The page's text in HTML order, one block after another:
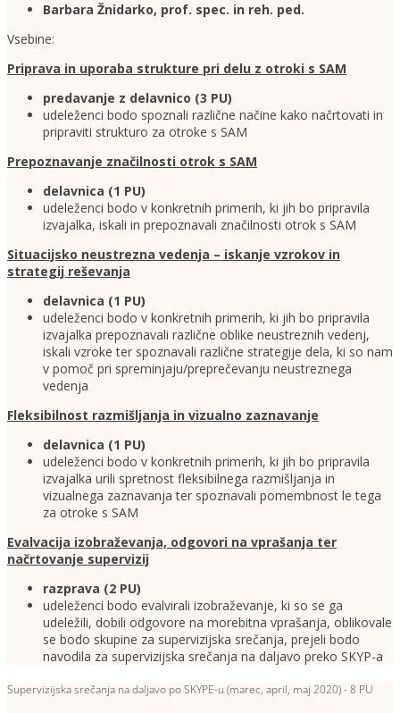
Barbara Žnidarko, prof. spec. in reh. ped.
Vsebine:
Priprava in uporaba strukture pri delu z otroki s SAM
predavanje z delavnico (3 PU)
udeleženci bodo spoznali različne načine kako načrtovati in
pripraviti strukturo za otroke s SAM
Prepoznavanje značilnosti otrok s SAM
delavnica (1 PU)
udeleženci bodo v konkretnih primerih, ki jih bo pripravila
izvajalka, iskali in prepoznavali značilnosti otrok s SAM
Situacijsko neustrezna vedenja – iskanje vzrokov in
strategij reševanja
delavnica (1 PU)
udeleženci bodo v konkretnih primerih, ki jih bo pripravila
izvajalka prepoznavali različne oblike neustreznih vedenj,
iskali vzroke ter spoznavali različne strategije dela, ki so nam
v pomoč pri spreminjaju/preprečevanju neustreznega
vedenja
Fleksibilnost razmišljanja in vizualno zaznavanje
delavnica (1 PU)
udeleženci bodo v konkretnih primerih, ki jih bo pripravila
izvajalka urili spretnost fleksibilnega razmišljanja in
vizualnega zaznavanja ter spoznavali pomembnost le tega
za otroke s SAM
Evalvacija izobraževanja, odgovori na vprašanja ter
načrtovanje supervizij
razprava (2 PU)
udeleženci bodo evalvirali izobraževanje, ki so se ga
udeležili, dobili odgovore na morebitna vprašanja, oblikovale
se bodo skupine za supervizijska srečanja, prejeli bodo
navodila za supervizijska srečanja na daljavo preko SKYP-a
Supervizijska srečanja na daljavo po SKYPE-u (marec, april, maj 2020) - 8 PU